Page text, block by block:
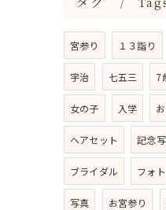
宮参り １３詣り
宇治 七五三 7
女の子 入学
ヘアセット 記念
ブライダル フォ
写真 お宮参り